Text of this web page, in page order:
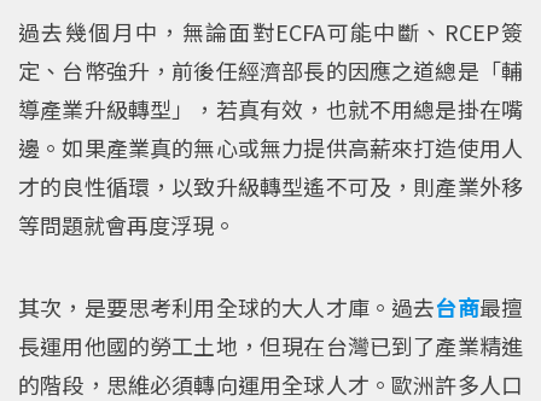
過去幾個月中，無論面對ECFA可能中斷、RCEP簽
定、台幣強升，前後任經濟部長的因應之道總是「輔
導產業升級轉型」，若真有效，也就不用總是掛在嘴
邊。如果產業真的無心或無力提供高薪來打造使用人
才的良性循環，以致升級轉型遙不可及，則產業外移
等問題就會再度浮現。
其次，是要思考利用全球的大人才庫。過去台商最擅
長運用他國的勞工土地，但現在台灣已到了產業精進
的階段，思維必須轉向運用全球人才。歐洲許多人口